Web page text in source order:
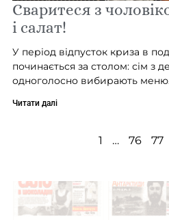
Сваритеся з
і салат!
У період відпусток криза в
починається за столом: сім з
одноголосно вибирають
Читати далі
1 … 76 77